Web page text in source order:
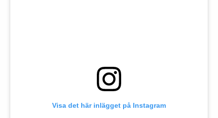
Visa det här inlägget på Instagram